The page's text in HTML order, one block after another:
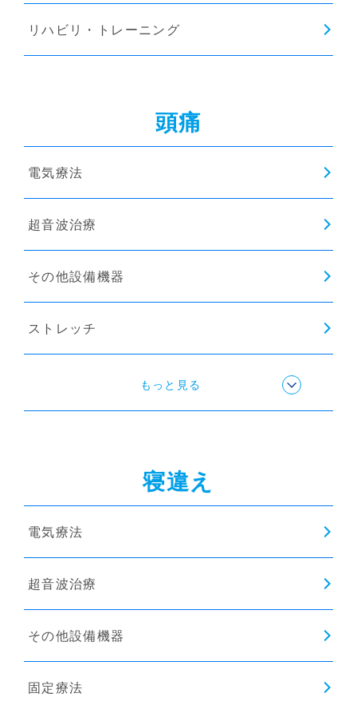
リハビリ・トレーニング
頭痛
電気療法
超音波治療
その他設備機器
ストレッチ
もっと見る
寝違え
電気療法
超音波治療
その他設備機器
固定療法